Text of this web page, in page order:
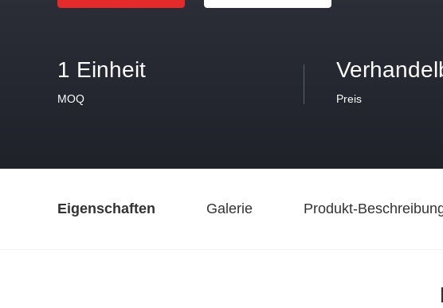
1 Einheit
MOQ Preis
Eigenschaften Galerie Produkt-